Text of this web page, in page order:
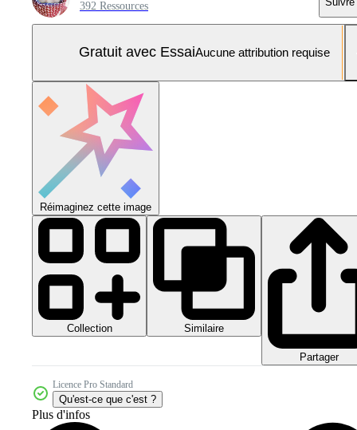
392 Ressources
Gratuit avec EssaiAucune attribution requise
Réimaginez cette image
Collection Similaire
Partager
Licence Pro Standard
Qu'est-ce que c'est ?
Plus d'infos